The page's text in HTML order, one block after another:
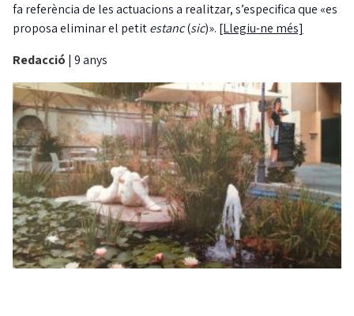
fa referència de les actuacions a realitzar, s’especifica que «es
proposa eliminar el petitestanc(sic)». [Llegiu-ne més]
Redacció | 9 anys